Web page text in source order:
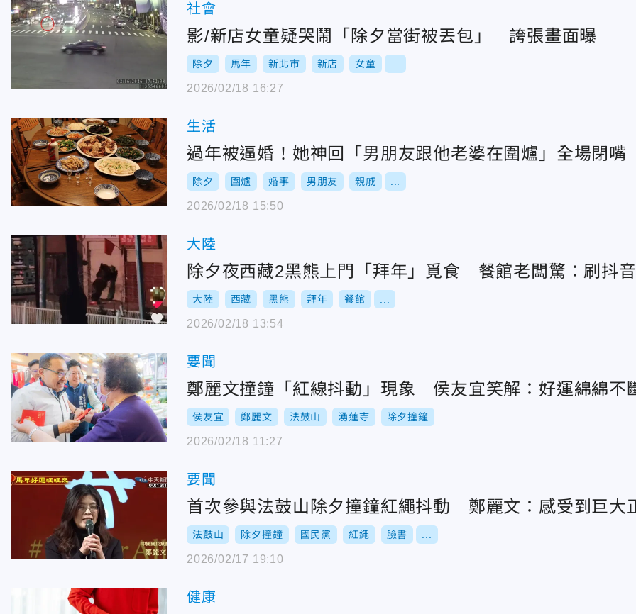
社會
影/新店女童疑哭鬧「除夕當街被丟包」 誇張畫面曝
除夕 馬年 新北市 新店 女童
2026/02/18 16:27
生活
過年被逼婚！她神回「男朋友跟他老婆在圍爐」全場閉嘴
除夕 圍爐 婚事 男朋友 親戚
2026/02/18 15:50
大陸
除夕夜西藏2黑熊上門「拜年」覓食 餐館老闆驚：刷抖
大陸 西藏 黑熊 拜年 餐館
2026/02/18 13:54
要聞
鄭麗文撞鐘「紅線抖動」現象 侯友宜笑解：好運綿綿不
侯友宜 鄭麗文 法鼓山 湧蓮寺 除夕撞鐘
2026/02/18 11:27
要聞
首次參與法鼓山除夕撞鐘紅繩抖動 鄭麗文：感受到巨大
法鼓山 除夕撞鐘 國民黨 紅繩 臉書
2026/02/17 19:10
健康